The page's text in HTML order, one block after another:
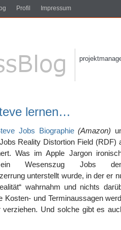
Profil Impressum
lernen…
Jobs Biographie (Amazon)
Reality Distortion Field (RDF)
Was im Apple Jargon
Wesenszug Jobs
unterstellt wurde, in der er
wahrnahm und nichts
Kosten- und Terminaussagen
verziehen. Und solche gibt es